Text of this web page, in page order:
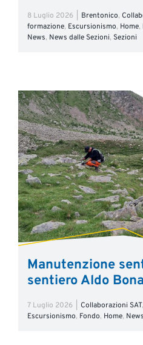
8 Luglio 2026 Brentonico,
formazione, Escursionismo, Home,
News, News dalle Sezioni, Sezioni
Manutenzione
sentiero Aldo
7 Luglio 2026 Collaborazioni SAT,
Escursionismo, Fondo, Home, News